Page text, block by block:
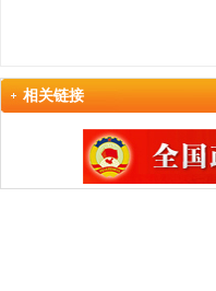
相关链接